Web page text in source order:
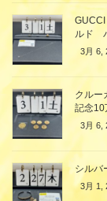
ルド
3月 6,
クル
記念
3月 6,
シル
3月 1,